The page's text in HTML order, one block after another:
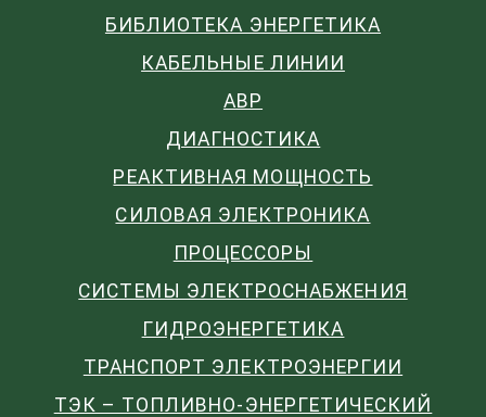
БИБЛИОТЕКА ЭНЕРГЕТИКА
КАБЕЛЬНЫЕ ЛИНИИ
АВР
ДИАГНОСТИКА
РЕАКТИВНАЯ МОЩНОСТЬ
СИЛОВАЯ ЭЛЕКТРОНИКА
ПРОЦЕССОРЫ
СИСТЕМЫ ЭЛЕКТРОСНАБЖЕНИЯ
ГИДРОЭНЕРГЕТИКА
ТРАНСПОРТ ЭЛЕКТРОЭНЕРГИИ
ТЭК – ТОПЛИВНО-ЭНЕРГЕТИЧЕСКИЙ